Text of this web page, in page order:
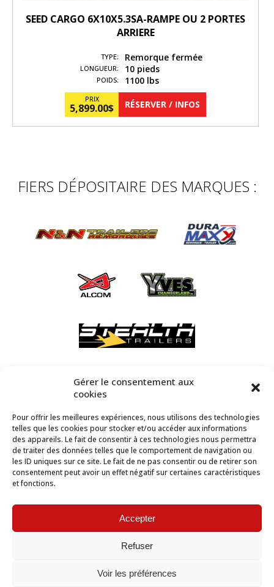
Gérer le consentement aux
cookies
Pour offrir les meilleures expériences, nous utilisons des technologies
telles que les cookies pour stocker et/ou accéder aux informations
des appareils. Le fait de consentir à ces technologies nous permettra
de traiter des données telles que le comportement de navigation ou
les ID uniques sur ce site. Le fait de ne pas consentir ou de retirer son
consentement peut avoir un effet négatif sur certaines caractéristiques
et fonctions.
Accepter
Refuser
Voir les préférences
SEED CARGO 6X10X5.3SA-RAMPE OU 2 PORTES
ARRIERE
TYPE: Remorque fermée
LONGUEUR: 10 pieds
POIDS: 1100 lbs
PRIX
5,899.00$ RÉSERVER / INFOS
FIERS DÉPOSITAIRE DES MARQUES :